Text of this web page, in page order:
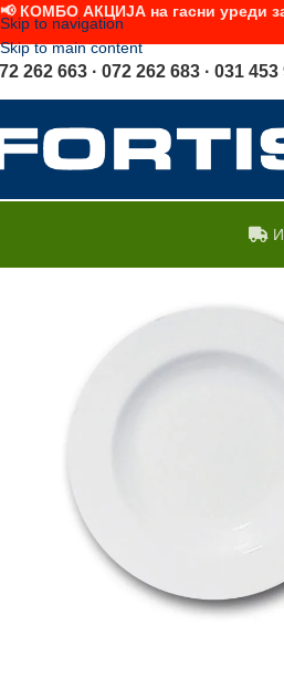
Skip to navigation
Skip to main content
262 663 · 072 262 683 · 031 453
📢 КОМБО АКЦИЈА на гасни уреди